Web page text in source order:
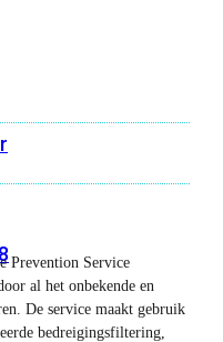
Prevention Service
al het onbekende en
De service maakt gebruik
bedreigingsfiltering,